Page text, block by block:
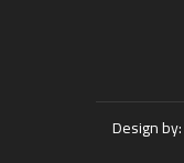
Design by: